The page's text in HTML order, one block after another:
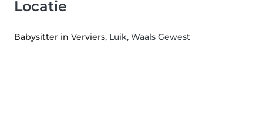
Locatie
Babysitter in Verviers, Luik, Waals Gewest